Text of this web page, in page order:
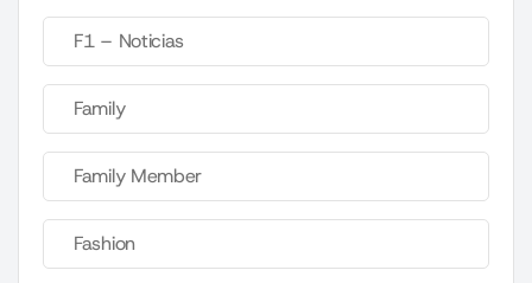
F1 – Noticias
Family
Family Member
Fashion